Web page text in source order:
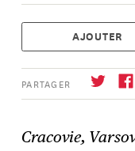
AJOUTER
PARTAGER
Cracovie,